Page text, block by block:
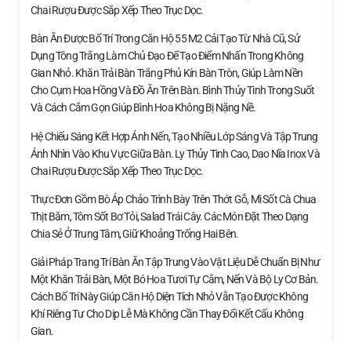
Chai Rượu Được Sắp Xếp Theo Trục Dọc.
Bàn Ăn Được Bố Trí Trong Căn Hộ 55 M2 Cải Tạo Từ Nhà Cũ, Sử
Dụng Tông Trắng Làm Chủ Đạo Để Tạo Điểm Nhấn Trong Không
Gian Nhỏ. Khăn Trải Bàn Trắng Phủ Kín Bàn Tròn, Giúp Làm Nền
Cho Cụm Hoa Hồng Và Đồ Ăn Trên Bàn. Bình Thủy Tinh Trong Suốt
Và Cách Cắm Gọn Giúp Bình Hoa Không Bị Nặng Nề.
Hệ Chiếu Sáng Kết Hợp Ánh Nến, Tạo Nhiều Lớp Sáng Và Tập Trung
Ánh Nhìn Vào Khu Vực Giữa Bàn. Ly Thủy Tinh Cao, Dao Nĩa Inox Và
Chai Rượu Được Sắp Xếp Theo Trục Dọc.
Thực Đơn Gồm Bò Áp Chảo Trình Bày Trên Thớt Gỗ, Mì Sốt Cà Chua
Thịt Băm, Tôm Sốt Bơ Tỏi, Salad Trái Cây. Các Món Đặt Theo Dạng
Chia Sẻ Ở Trung Tâm, Giữ Khoảng Trống Hai Bên.
Giải Pháp Trang Trí Bàn Ăn Tập Trung Vào Vật Liệu Dễ Chuẩn Bị Như
Một Khăn Trải Bàn, Một Bó Hoa Tươi Tự Cắm, Nến Và Bộ Ly Cơ Bản.
Cách Bố Trí Này Giúp Căn Hộ Diện Tích Nhỏ Vẫn Tạo Được Không
Khí Riêng Tư Cho Dịp Lễ Mà Không Cần Thay Đổi Kết Cấu Không
Gian.